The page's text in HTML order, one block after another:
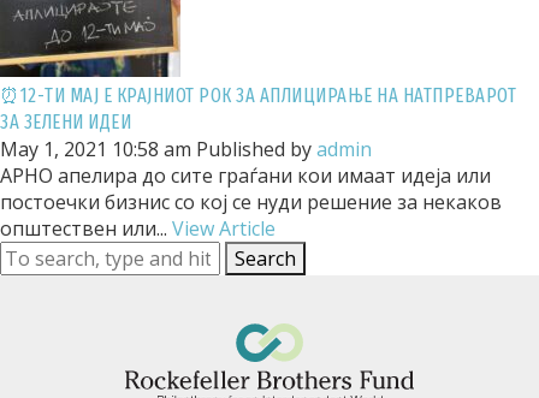
⏰12-ТИ МАЈ Е КРАЈНИОТ РОК ЗА АПЛИЦИРАЊЕ НА НАТПРЕВАРОТ
ЗА ЗЕЛЕНИ ИДЕИ
May 1, 2021 10:58 am Published byadmin
АРНО апелира до сите граѓани кои имаат идеја или
постоечки бизнис со кој се нуди решение за некаков
општествен или... View Article
Search